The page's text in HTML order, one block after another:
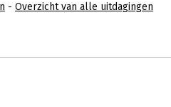
- Overzicht van alle uitdagingen